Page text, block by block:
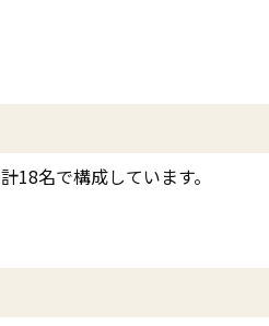
名で構成しています。